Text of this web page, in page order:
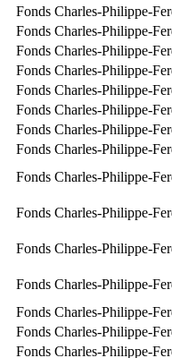
Fonds Charles-Philippe-
Fonds Charles-Philippe-
Fonds Charles-Philippe-
Fonds Charles-Philippe-
Fonds Charles-Philippe-
Fonds Charles-Philippe-
Fonds Charles-Philippe-
Fonds Charles-Philippe-
Fonds Charles-Philippe-
Fonds Charles-Philippe-
Fonds Charles-Philippe-
Fonds Charles-Philippe-
Fonds Charles-Philippe-
Fonds Charles-Philippe-
Fonds Charles-Philippe-